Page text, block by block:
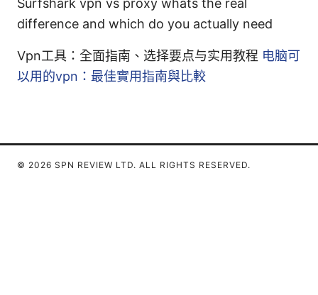
difference and which do you actually need
Vpn工具：全面指南、选择要点与实用教程 电脑可
以用的vpn：最佳實用指南與比較
© 2026 SPN REVIEW LTD. ALL RIGHTS RESERVED.